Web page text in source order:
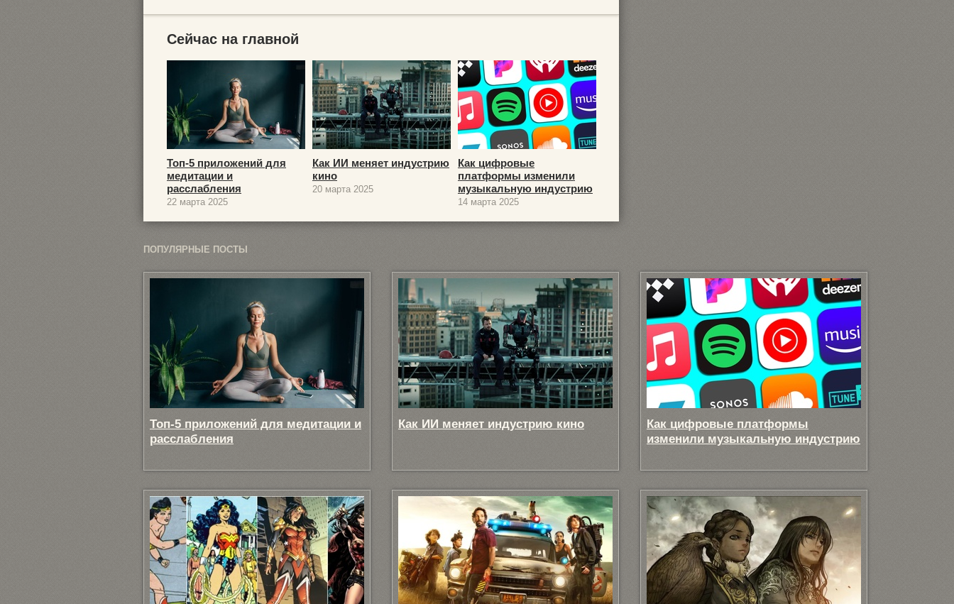
Сейчас на главной
Топ-5 приложений для
медитации и
расслабления
22 марта 2025
Как ИИ меняет индустрию
кино
20 марта 2025
Как цифровые
платформы изменили
музыкальную индустрию
14 марта 2025
ПОПУЛЯРНЫЕ ПОСТЫ
Топ-5 приложений для медитации и
расслабления
Как ИИ меняет индустрию кино
Как цифровые платформы
изменили музыкальную индустрию